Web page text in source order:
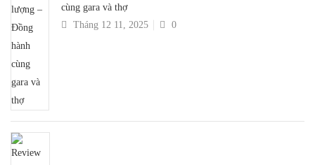
cùng gara và thợ
Tháng 12 11, 2025
0